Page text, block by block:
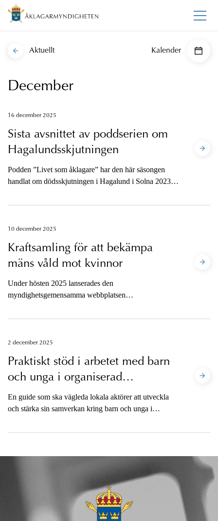
Aktuellt Kalender
December
16 december 2025
Sista avsnittet av poddserien om
Hagalundsskjutningen
Podden ”Livet som åklagare” har den här säsongen
handlat om dödsskjutningen i Hagalund i Solna 2023. I
åklagarna när de steg in i salen och hur var det att hålla
målet gick ända upp till Högsta domstolen och vad blev
10 december 2025
Kraftsamling för att bekämpa
mäns våld mot kvinnor
Under hösten 2025 lanserades den
myndighetsgemensamma webbplatsen
som syftar till att förebygga och bekämpa mäns våld
åklagare i Umeå om hur de arbetar specifikt med
2 december 2025
Praktiskt stöd i arbetet med barn
och unga i organiserad
brottslighet
En guide som ska vägleda lokala aktörer att utveckla
och stärka sin samverkan kring barn och unga i
Guiden samlar erfarenheter, metoder och praktiska
förutsättningar.